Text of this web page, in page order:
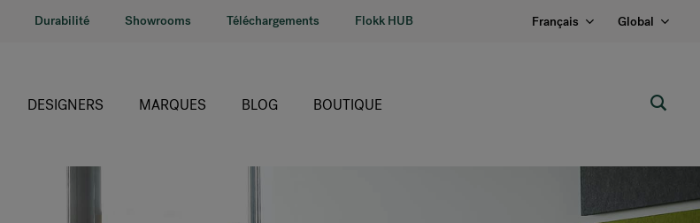
Durabilité Showrooms Téléchargements Flokk HUB Français Global
DESIGNERS MARQUES BLOG BOUTIQUE